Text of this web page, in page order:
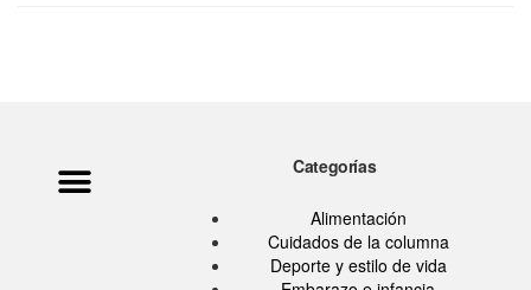
Categorías
Alimentación
Cuidados de la columna
Deporte y estilo de vida